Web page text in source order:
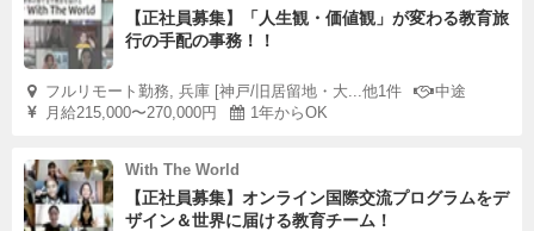
【正社員募集】「人生観・価値観」が変わる教育旅
行の手配の事務！！
フルリモート勤務, 兵庫 [神戸/旧居留地・大...他1件
中途
月給215,000〜270,000円
1年からOK
With The World
【正社員募集】オンライン国際交流プログラムをデ
ザイン＆世界に届ける教育チーム！